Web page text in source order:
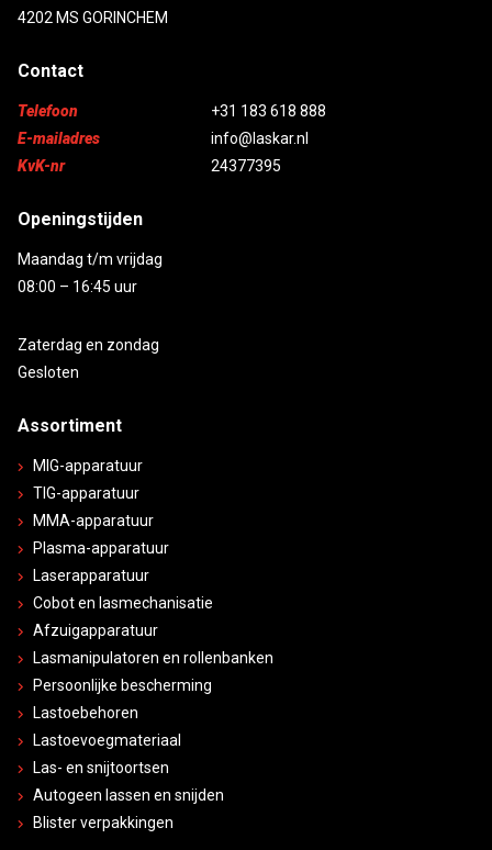
4202 MS GORINCHEM
Contact
Telefoon
+31 183 618 888
E-mailadres
info@laskar.nl
KvK-nr
24377395
Openingstijden
Maandag t/m vrijdag
08:00 – 16:45 uur
Zaterdag en zondag
Gesloten
Assortiment
MIG-apparatuur
TIG-apparatuur
MMA-apparatuur
Plasma-apparatuur
Laserapparatuur
Cobot en lasmechanisatie
Afzuigapparatuur
Lasmanipulatoren en rollenbanken
Persoonlijke bescherming
Lastoebehoren
Lastoevoegmateriaal
Las- en snijtoortsen
Autogeen lassen en snijden
Blister verpakkingen